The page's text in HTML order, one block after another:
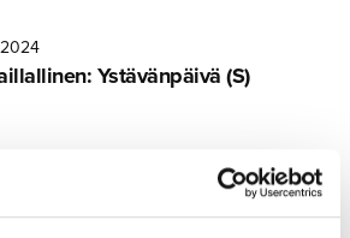
Ystävänpäivä (S)
Les Misérables (K-12)